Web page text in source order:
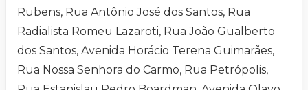
Rubens, Rua Antônio José dos Santos, Rua
Radialista Romeu Lazaroti, Rua João Gualberto
dos Santos, Avenida Horácio Terena Guimarães,
Rua Nossa Senhora do Carmo, Rua Petrópolis,